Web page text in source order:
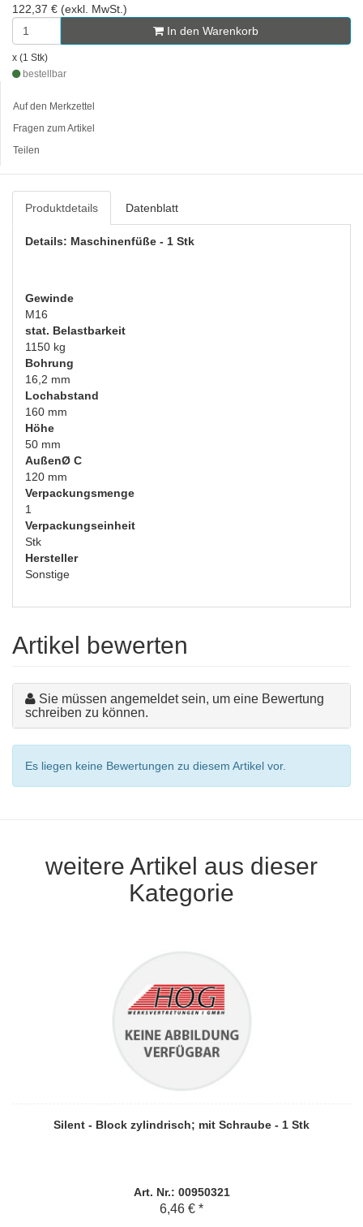
122,37 € (exkl. MwSt.)
In den Warenkorb
x (1 Stk)
bestellbar
Auf den Merkzettel
Fragen zum Artikel
Teilen
Produktdetails Datenblatt
Details: Maschinenfüße - 1 Stk
Gewinde
M16
stat. Belastbarkeit
1150 kg
Bohrung
16,2 mm
Lochabstand
160 mm
Höhe
50 mm
AußenØ C
120 mm
Verpackungsmenge
1
Verpackungseinheit
Stk
Hersteller
Sonstige
Artikel bewerten
Sie müssen angemeldet sein, um eine Bewertung
schreiben zu können.
Es liegen keine Bewertungen zu diesem Artikel vor.
weitere Artikel aus dieser
Kategorie
Silent - Block zylindrisch; mit Schraube - 1 Stk
Art. Nr.: 00950321
6,46 € *